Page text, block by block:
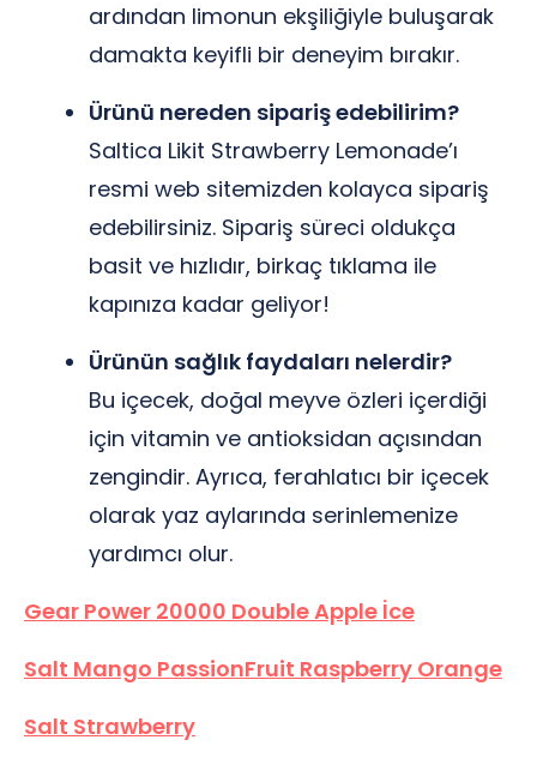
ardından limonun ekşiliğiyle buluşarak
damakta keyifli bir deneyim bırakır.
Ürünü nereden sipariş edebilirim?
Saltica Likit Strawberry Lemonade’ı
resmi web sitemizden kolayca sipariş
edebilirsiniz. Sipariş süreci oldukça
basit ve hızlıdır, birkaç tıklama ile
kapınıza kadar geliyor!
Ürünün sağlık faydaları nelerdir?
Bu içecek, doğal meyve özleri içerdiği
için vitamin ve antioksidan açısından
zengindir. Ayrıca, ferahlatıcı bir içecek
olarak yaz aylarında serinlemenize
yardımcı olur.
Gear Power 20000 Double Apple İce
Salt Mango PassionFruit Raspberry Orange
Salt Strawberry